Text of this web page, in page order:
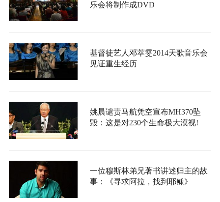
乐会将制作成DVD
基督徒艺人邓萃雯2014天歌音乐会
见证重生经历
姚晨谴责马航凭空宣布MH370坠
毁：这是对230个生命极大漠视!
一位穆斯林弟兄著书讲述归主的故
事：《寻求阿拉，找到耶稣》